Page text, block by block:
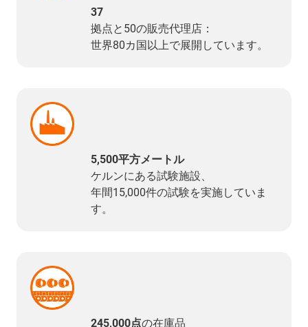
37
拠点と50の販売代理店：
世界80カ国以上で展開しています。
5,500平方メートル
ケルンにある試験施設、
年間15,000件の試験を実施していま
す。
245,000点の在庫品